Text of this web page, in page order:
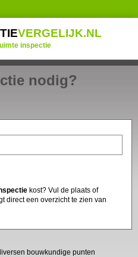
VERGELIJK.NL
inspectie
nodig?
kost? Vul de plaats of
direct een overzicht te zien van
bouwkundige punten